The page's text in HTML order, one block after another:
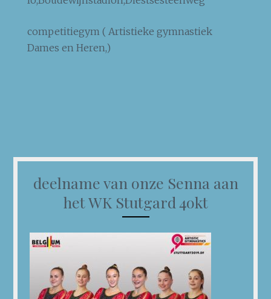
competitiegym ( Artistieke gymnastiek
Dames en Heren,)
deelname van onze Senna aan
het WK Stutgard 4okt